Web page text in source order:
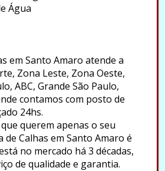
Água
em Santo Amaro atende a
Zona Leste, Zona Oeste,
ABC, Grande São Paulo,
contamos com posto de
24hs.
querem apenas o seu
de Calhas em Santo Amaro é
no mercado há 3 décadas,
de qualidade e garantia.